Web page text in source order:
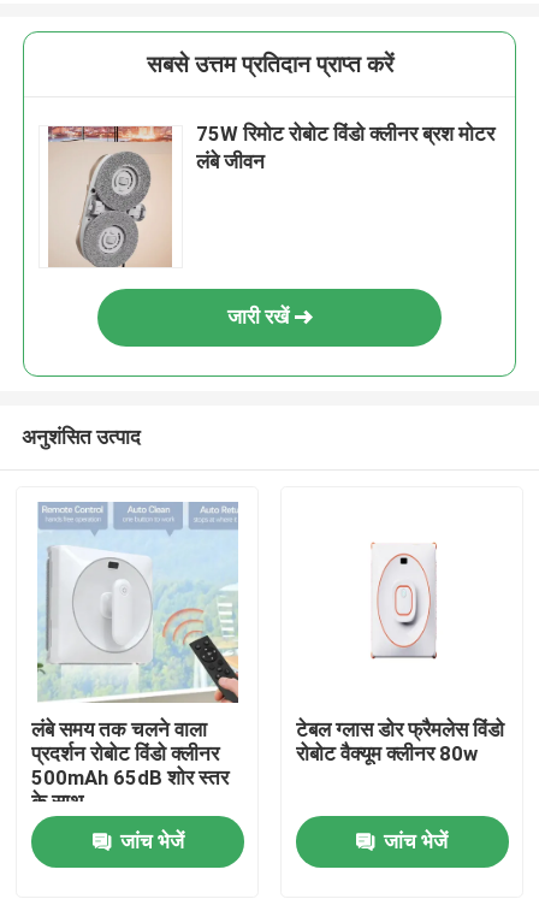
सबसे उत्तम प्रतिदान प्राप्त करें
75W रिमोट रोबोट विंडो क्लीनर ब्रश मोटर
लंबे जीवन
जारी रखें
अनुशंसित उत्पाद
लंबे समय तक चलने वाला
प्रदर्शन रोबोट विंडो क्लीनर
500mAh 65dB शोर स्तर
के साथ
जांच भेजें
टेबल ग्लास डोर फ्रैमलेस विंडो
रोबोट वैक्यूम क्लीनर 80w
जांच भेजें